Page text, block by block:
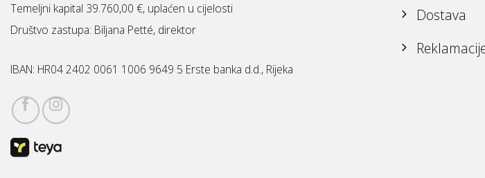
Temeljni kapital 39.760,00 €, uplaćen u cijelosti
Društvo zastupa: Biljana Petté, direktor
IBAN: HR04 2402 0061 1006 9649 5 Erste banka d.d., Rijeka
Dostava